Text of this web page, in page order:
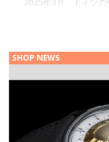
たなダイヤルが発表
SHOP NEWS